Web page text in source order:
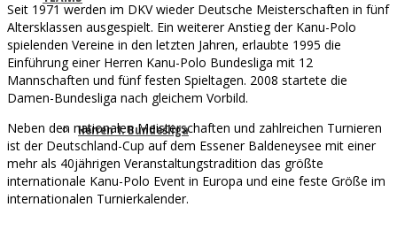
Herren 1. Bundesliga
Seit 1971 werden im DKV wieder Deutsche Meisterschaften in fünf
Altersklassen ausgespielt. Ein weiterer Anstieg der Kanu-Polo
spielenden Vereine in den letzten Jahren, erlaubte 1995 die
Einführung einer Herren Kanu-Polo Bundesliga mit 12
Mannschaften und fünf festen Spieltagen. 2008 startete die
Damen-Bundesliga nach gleichem Vorbild.
Neben den nationalen Meisterschaften und zahlreichen Turnieren
ist der Deutschland-Cup auf dem Essener Baldeneysee mit einer
mehr als 40jährigen Veranstaltungstradition das größte
internationale Kanu-Polo Event in Europa und eine feste Größe im
internationalen Turnierkalender.